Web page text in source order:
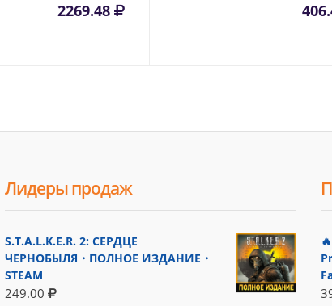
2269.48
Лидеры продаж
S.T.A.L.K.E.R. 2: СЕРДЦЕ
ЧЕРНОБЫЛЯ・ПОЛНОЕ ИЗДАНИЕ・
STEAM
249.00